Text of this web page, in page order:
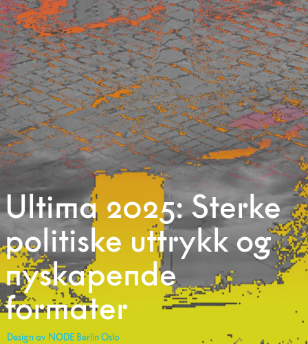
Ultima 2025: Sterke
politiske uttrykk og
nyskapende
formater
Design av NODE Berlin Oslo